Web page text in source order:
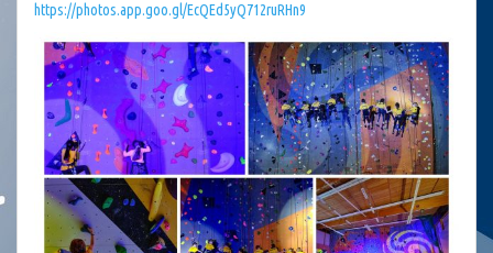
https://photos.app.goo.gl/EcQEd5yQ712ruRHn9